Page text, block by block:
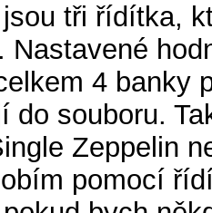
tři řídítka,
Nastavené
4 banky
do souboru.
Zeppelin
pomocí